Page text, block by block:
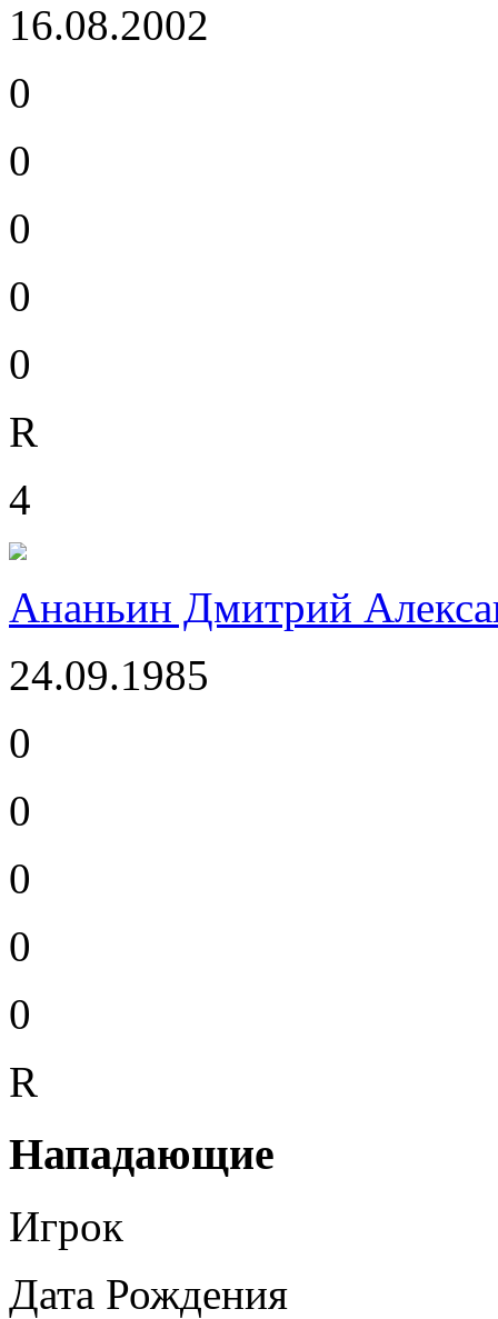
16.08.2002
0
0
0
0
0
R
4
Ананьин Дмитрий
24.09.1985
0
0
0
0
0
R
Нападающие
Игрок
Дата Рождения